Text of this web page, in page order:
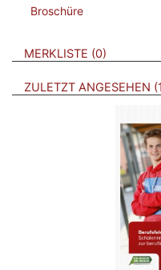
Broschüre
VERWEISE AUF
MERKLISTE 0
ZULETZT ANGESEHEN 1